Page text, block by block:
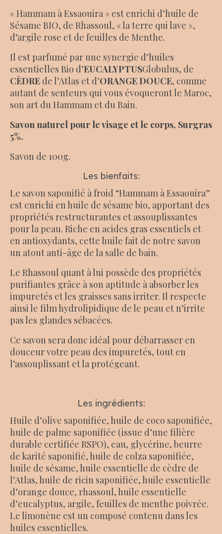
« Hammam à Essaouira » est enrichi d’huile de
Sésame BIO, de Rhassoul, « la terre qui lave »,
d’argile rose et de feuilles de Menthe.
Il est parfumé par une synergie d’huiles
essentielles Bio d’EUCALYPTUSGlobulus, de
CÈDRE de l’Atlas et d’ORANGE DOUCE, comme
autant de senteurs qui vous évoqueront le Maroc,
son art du Hammam et du Bain.
Savon naturel pour le visage et le corps, Surgras
5%.
Savon de 100g.
Les bienfaits:
Le savon saponifié à froid “Hammam à Essaouira”
est enrichi en huile de sésame bio, apportant des
propriétés restructurantes et assouplissantes
pour la peau. Riche en acides gras essentiels et
en antioxydants, cette huile fait de notre savon
un atout anti-âge de la salle de bain.
Le Rhassoul quant à lui possède des propriétés
purifiantes grâce à son aptitude à absorber les
impuretés et les graisses sans irriter. Il respecte
ainsi le film hydrolipidique de le peau et n’irrite
pas les glandes sébacées.
Ce savon sera donc idéal pour débarrasser en
douceur votre peau des impuretés, tout en
l’assouplissant et la protégeant.
Les ingrédients:
Huile d’olive saponifiée, huile de coco saponifiée,
huile de palme saponifiée (issue d’une filière
durable certifiée RSPO), eau, glycérine, beurre
de karité saponifié, huile de colza saponifiée,
huile de sésame, huile essentielle de cèdre de
l’Atlas, huile de ricin saponifiée, huile essentielle
d’orange douce, rhassoul, huile essentielle
d’eucalyptus, argile, feuilles de menthe poivrée.
Le limonène est un composé contenu dans les
huiles essentielles.